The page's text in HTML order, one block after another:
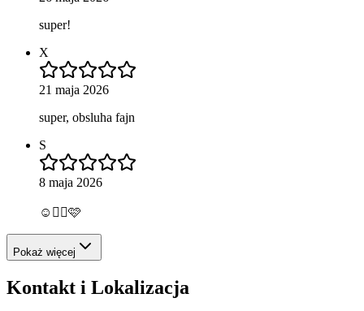
super!
X
21 maja 2026
super, obsluha fajn
S
8 maja 2026
☺️👍🏼🩷
Pokaż więcej
Kontakt i Lokalizacja